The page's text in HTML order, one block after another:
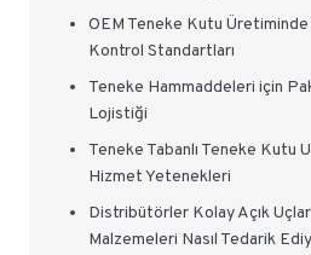
OEM Teneke Kutu
Kontrol Standartları
Teneke Hammaddeleri için
Lojistiği
Teneke Tabanlı Teneke Kutu
Hizmet Yetenekleri
Distribütörler Kolay Açık
Malzemeleri Nasıl Tedarik